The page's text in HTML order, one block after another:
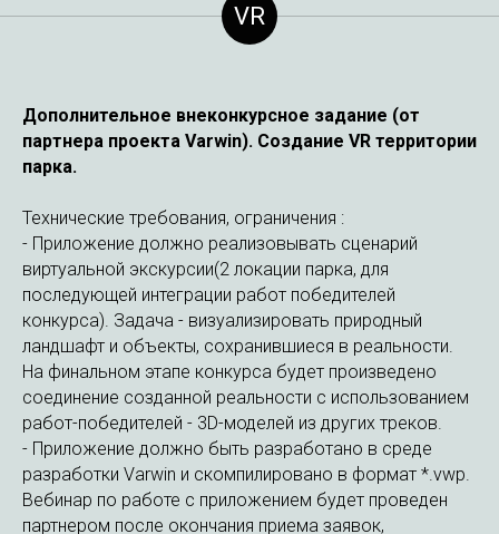
VR
Дополнительное внеконкурсное задание (от
партнера проекта Varwin). Создание VR территории
парка.
Технические требования, ограничения :
- Приложение должно реализовывать сценарий
виртуальной экскурсии(2 локации парка, для
последующей интеграции работ победителей
конкурса). Задача - визуализировать природный
ландшафт и объекты, сохранившиеся в реальности.
На финальном этапе конкурса будет произведено
соединение созданной реальности с использованием
работ-победителей - 3D-моделей из других треков.
- Приложение должно быть разработано в среде
разработки Varwin и скомпилировано в формат *.vwp.
Вебинар по работе с приложением будет проведен
партнером после окончания приема заявок,